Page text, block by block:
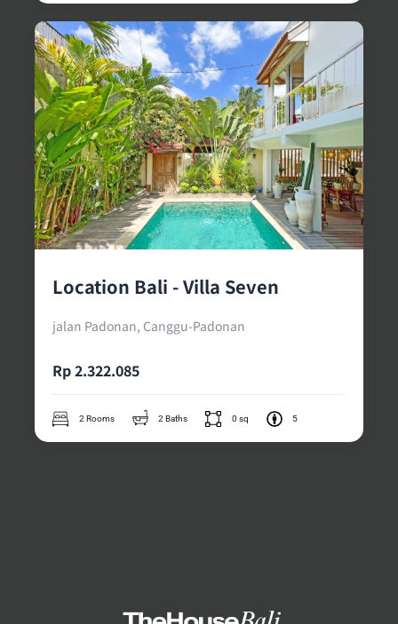
Location Bali - Villa Seven
jalan Padonan, Canggu-Padonan
Rp 2.322.085
2 Rooms 2 Baths 0 sq 5